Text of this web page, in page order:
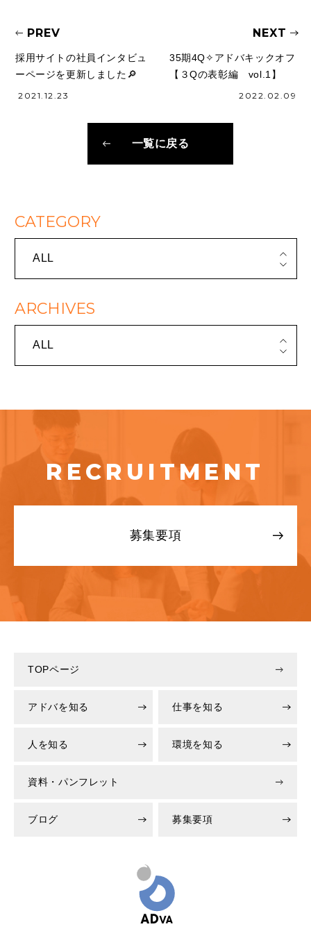
PREV
採用サイトの社員インタビュ
ーページを更新しました🔎
2021.12.23
一覧に戻る
NEXT
35期4Q✧アドバキックオフ
【３Qの表彰編 vol.1】
2022.02.09
CATEGORY
ALL
ARCHIVES
ALL
RECRUITMENT
募集要項
TOPページ
アドバを知る 仕事を知る
人を知る 環境を知る
資料・パンフレット
ブログ 募集要項